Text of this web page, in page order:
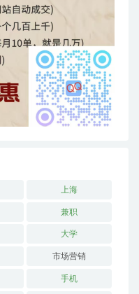
上海
兼职
大学
市场营销
手机